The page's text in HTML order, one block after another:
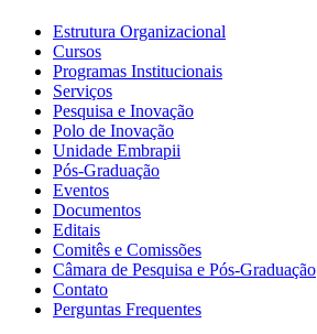
Estrutura Organizacional
Cursos
Programas Institucionais
Serviços
Pesquisa e Inovação
Polo de Inovação
Unidade Embrapii
Pós-Graduação
Eventos
Documentos
Editais
Comitês e Comissões
Câmara de Pesquisa e Pós-Graduação
Contato
Perguntas Frequentes